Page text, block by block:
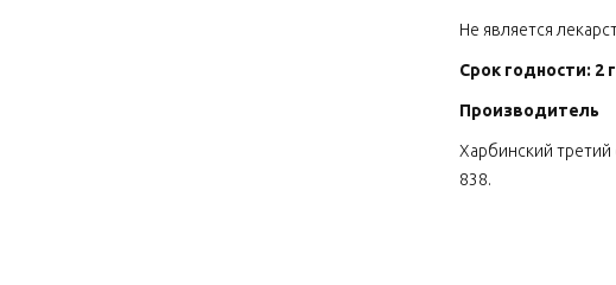
Не является
Срок годности: 2
Производитель
Харбинский
838.